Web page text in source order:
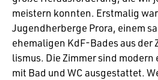
meis­tern konnten. Erst­malig
Jugend­her­berge Prora, einem
ehema­ligen KdF-Bades aus
lismus. Die Zimmer sind
mit Bad und WC ausge­stattet.